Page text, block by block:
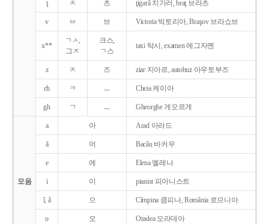
ţ ㅊ 츠 ţigarǎ 치가러, braţ 브라츠
v ㅂ 브 Victoria 빅토리아, Braşov 브라쇼브
x**
ㄱㅅ,
그ㅈ
크스,
ㄱ스
taxi 탁시, examen 에그자멘
z ㅈ 즈 ziar 지아르, autobuz 아우토부즈
ch ㅋ ㅡ Cheia 케이아
gh ㄱ ㅡ Gheorghe 게오르게
모음
a 아 Arad 아라드
ǎ 어 Bacǎu 바커우
e 에 Elena 엘레나
i 이 pianist 피아니스트
î, â 으 Cîmpina 큼피나, România 로므니아
o 오 Oradea 오라데아